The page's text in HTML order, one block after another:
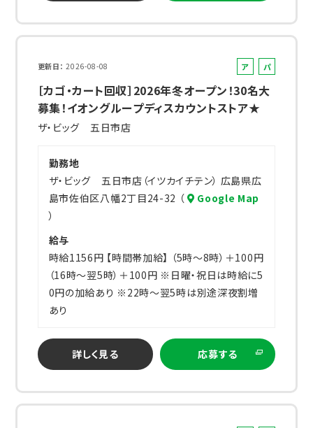
更新日 2026-08-08
ア
バ
イ
パ
ト
［カゴ・カート回収］2026年冬オープン！30名大
募集！イオングループディスカウントストア★
ザ・ビッグ 五日市店
勤務地
ザ・ビッグ 五日市店（イツカイチテン） 広島県広
島市佐伯区八幡2丁目24-32 （
Google Map
）
給与
時給1156円 【時間帯加給】 （5時～8時）＋100円
（16時～翌5時）＋100円 ※日曜・祝日は時給に5
0円の加給あり ※22時～翌5時は別途深夜割増
あり
詳しく見る 応募する